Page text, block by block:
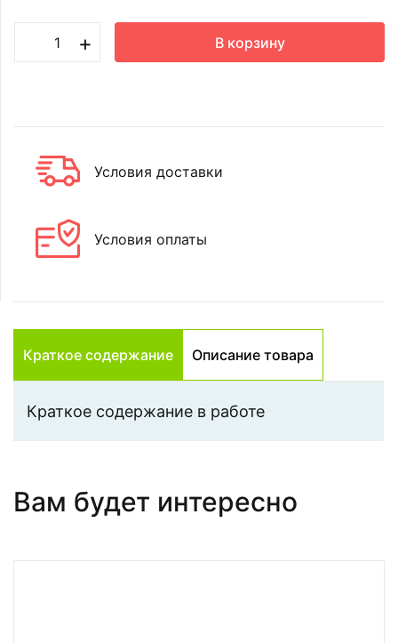
+ В корзину
Условия доставки
Условия оплаты
Краткое содержание Описание товара
Краткое содержание в работе
Вам будет интересно